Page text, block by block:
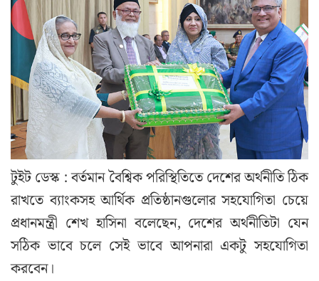
টুইট ডেস্ক : বর্তমান বৈশ্বিক পরিস্থিতিতে দেশের অর্থনীতি ঠিক
রাখতে ব্যাংকসহ আর্থিক প্রতিষ্ঠানগুলোর সহযোগিতা চেয়ে
প্রধানমন্ত্রী শেখ হাসিনা বলেছেন, দেশের অর্থনীতিটা যেন
সঠিক ভাবে চলে সেই ভাবে আপনারা একটু সহযোগিতা
করবেন।